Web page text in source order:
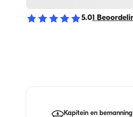
5.01
Kapitein en bemanning